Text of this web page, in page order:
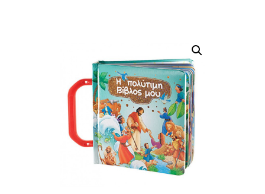
ΕΙΔΗ ΔΩΡΩΝ –
ΣΠΙΤΙΟΥ
ΤΑΜΑΤΑ
ΑΡΘΡΟΓΡΑΦΙΑ